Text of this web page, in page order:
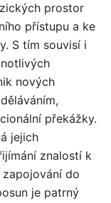
prostor
přístupu a ke
S tím souvisí i
nových
překážky.
jejich
znalostí k
do
je patrný